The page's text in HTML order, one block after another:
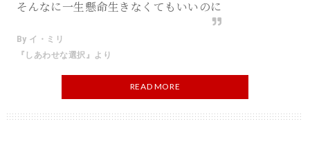
そんなに一生懸命生きなくてもいいのに
By イ・ミリ
『しあわせな選択』より
READ MORE